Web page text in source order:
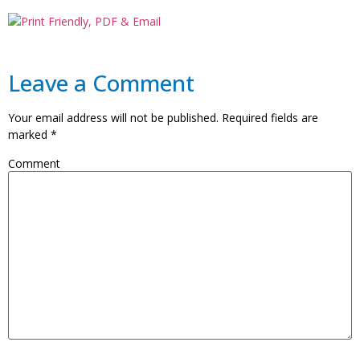
Leave a Comment
Your email address will not be published. Required fields are
marked *
Comment